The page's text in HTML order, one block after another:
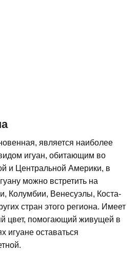
является наиболее
игуан, обитающим во
и Центральной Америки, в
можно встретить на
Колумбии, Венесуэлы, Коста-
стран этого региона. Имеет
цвет, помогающий живущей в
игуане оставаться